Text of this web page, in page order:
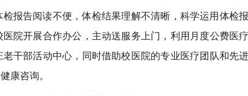
报告阅读不便，体检结果理解不清晰，科学运用体检报
院开展合作办公，主动送服务上门，利用月度公费医疗
干部活动中心，同时借助校医院的专业医疗团队和先进
康咨询。